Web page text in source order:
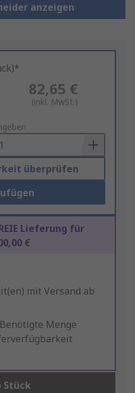
anzeigen
82,65 €
(inkl. MwSt.)
überprüfen
Lieferung für
€
mit Versand ab
Benötigte Menge
Stück